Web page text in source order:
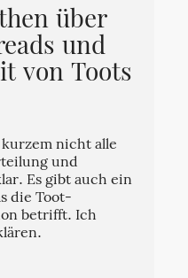
über
und
von Toots
nicht alle
und
Es gibt auch ein
die Toot-
betrifft. Ich